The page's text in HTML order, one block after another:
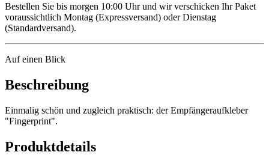
Bestellen Sie bis morgen 10:00 Uhr und wir verschicken Ihr Paket
voraussichtlich Montag (Expressversand) oder Dienstag
(Standardversand).
Auf einen Blick
Beschreibung
Einmalig schön und zugleich praktisch: der Empfängeraufkleber
"Fingerprint".
Produktdetails